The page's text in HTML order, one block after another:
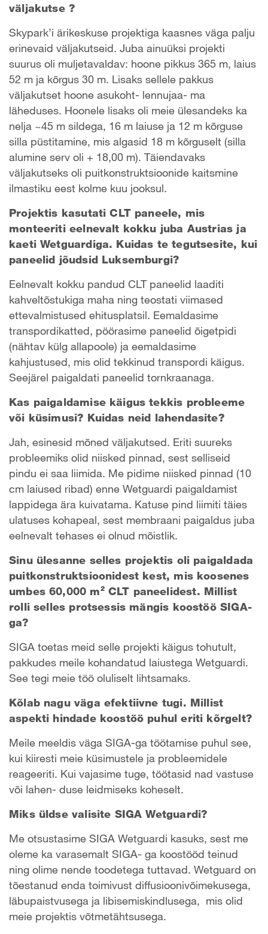
väljakutse ?
Skypark’i ärikeskuse projektiga kaasnes väga palju
erinevaid väljakutseid. Juba ainuüksi projekti
suurus oli muljetavaldav: hoone pikkus 365 m, laius
52 m ja kõrgus 30 m. Lisaks sellele pakkus
väljakutset hoone asukoht- lennujaa- ma
läheduses. Hoonele lisaks oli meie ülesandeks ka
nelja ~45 m sildega, 16 m laiuse ja 12 m kõrguse
silla püstitamine, mis algasid 18 m kõrguselt (silla
alumine serv oli + 18,00 m). Täiendavaks
väljakutseks oli puitkonstruktsioonide kaitsmine
ilmastiku eest kolme kuu jooksul.
Projektis kasutati CLT paneele, mis
monteeriti eelnevalt kokku juba Austrias ja
kaeti Wetguardiga. Kuidas te tegutsesite, kui
paneelid jõudsid Luksemburgi?
Eelnevalt kokku pandud CLT paneelid laaditi
kahveltõstukiga maha ning teostati viimased
ettevalmistused ehitusplatsil. Eemaldasime
transpordikatted, pöörasime paneelid õigetpidi
(nähtav külg allapoole) ja eemaldasime
kahjustused, mis olid tekkinud transpordi käigus.
Seejärel paigaldati paneelid tornkraanaga.
Kas paigaldamise käigus tekkis probleeme
või küsimusi? Kuidas neid lahendasite?
Jah, esinesid mõned väljakutsed. Eriti suureks
probleemiks olid niisked pinnad, sest selliseid
pindu ei saa liimida. Me pidime niisked pinnad (10
cm laiused ribad) enne Wetguardi paigaldamist
lappidega ära kuivatama. Katuse pind liimiti täies
ulatuses kohapeal, sest membraani paigaldus juba
eelnevalt tehases ei olnud mõistlik.
Sinu ülesanne selles projektis oli paigaldada
puitkonstruktsioonidest kest, mis koosenes
umbes 60,000 m² CLT paneelidest. Millist
rolli selles protsessis mängis koostöö SIGA-
ga?
SIGA toetas meid selle projekti käigus tohutult,
pakkudes meile kohandatud laiustega Wetguardi.
See tegi meie töö oluliselt lihtsamaks.
Kõlab nagu väga efektiivne tugi. Millist
aspekti hindade koostöö puhul eriti kõrgelt?
Meile meeldis väga SIGA-ga töötamise puhul see,
kui kiiresti meie küsimustele ja probleemidele
reageeriti. Kui vajasime tuge, töötasid nad vastuse
või lahen- duse leidmiseks koheselt.
Miks üldse valisite SIGA Wetguardi?
Me otsustasime SIGA Wetguardi kasuks, sest me
oleme ka varasemalt SIGA- ga koostööd teinud
ning olime nende toodetega tuttavad. Wetguard on
tõestanud enda toimivust diffusioonivõimekusega,
läbupaistvusega ja libisemiskindlusega, mis olid
meie projektis võtmetähtsusega.